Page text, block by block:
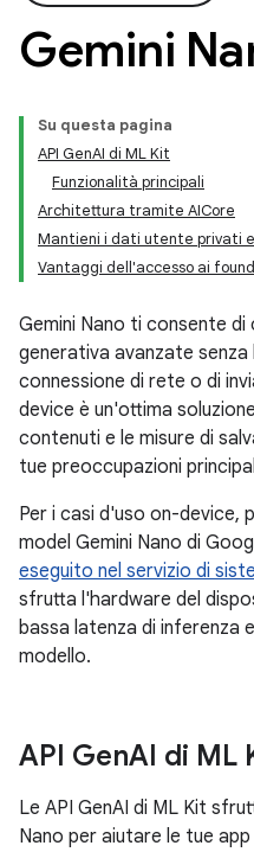
Gemini
Su questa pagina
API GenAI di ML Kit
Funzionalità principali
Architettura tramite AICore
Mantieni i dati utente privati
Vantaggi dell'accesso ai
Gemini Nano ti consente di
generativa avanzate senza
connessione di rete o di
device è un'ottima
contenuti e le misure di
tue preoccupazioni
Per i casi d'uso on-device,
model Gemini Nano di
eseguito nel servizio di
sfrutta l'hardware del
bassa latenza di inferenza
modello.
API GenAI di ML
Le API GenAI di ML Kit
Nano per aiutare le tue